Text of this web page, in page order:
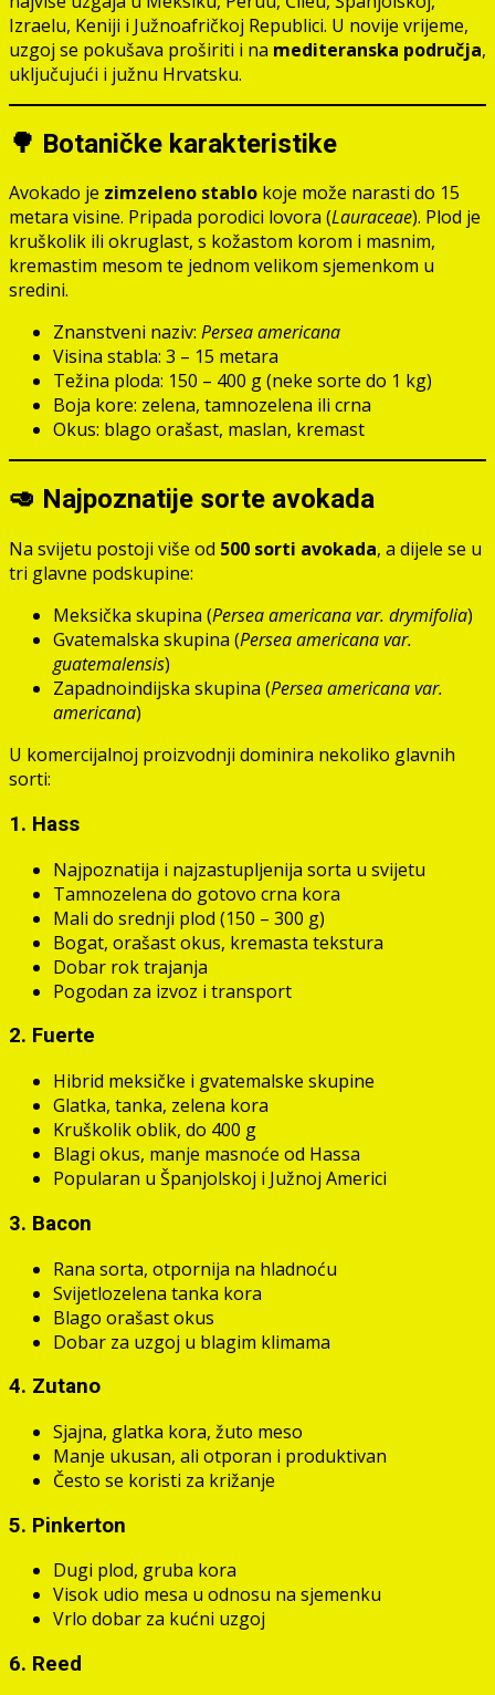
Izraelu, Keniji i Južnoafričkoj Republici. U novije vrijeme,
uzgoj se pokušava proširiti i na mediteranska područja,
uključujući i južnu Hrvatsku.
🌳 Botaničke karakteristike
Avokado je zimzeleno stablo koje može narasti do 15
metara visine. Pripada porodici lovora (Lauraceae). Plod je
kruškolik ili okruglast, s kožastom korom i masnim,
kremastim mesom te jednom velikom sjemenkom u
sredini.
Znanstveni naziv: Persea americana
Visina stabla: 3 – 15 metara
Težina ploda: 150 – 400 g (neke sorte do 1 kg)
Boja kore: zelena, tamnozelena ili crna
Okus: blago orašast, maslan, kremast
🥑 Najpoznatije sorte avokada
Na svijetu postoji više od 500 sorti avokada, a dijele se u
tri glavne podskupine:
Meksička skupina (Persea americana var. drymifolia)
Gvatemalska skupina (Persea americana var.
guatemalensis)
Zapadnoindijska skupina (Persea americana var.
americana)
U komercijalnoj proizvodnji dominira nekoliko glavnih
sorti:
1. Hass
Najpoznatija i najzastupljenija sorta u svijetu
Tamnozelena do gotovo crna kora
Mali do srednji plod (150 – 300 g)
Bogat, orašast okus, kremasta tekstura
Dobar rok trajanja
Pogodan za izvoz i transport
2. Fuerte
Hibrid meksičke i gvatemalske skupine
Glatka, tanka, zelena kora
Kruškolik oblik, do 400 g
Blagi okus, manje masnoće od Hassa
Popularan u Španjolskoj i Južnoj Americi
3. Bacon
Rana sorta, otpornija na hladnoću
Svijetlozelena tanka kora
Blago orašast okus
Dobar za uzgoj u blagim klimama
4. Zutano
Sjajna, glatka kora, žuto meso
Manje ukusan, ali otporan i produktivan
Često se koristi za križanje
5. Pinkerton
Dugi plod, gruba kora
Visok udio mesa u odnosu na sjemenku
Vrlo dobar za kućni uzgoj
6. Reed